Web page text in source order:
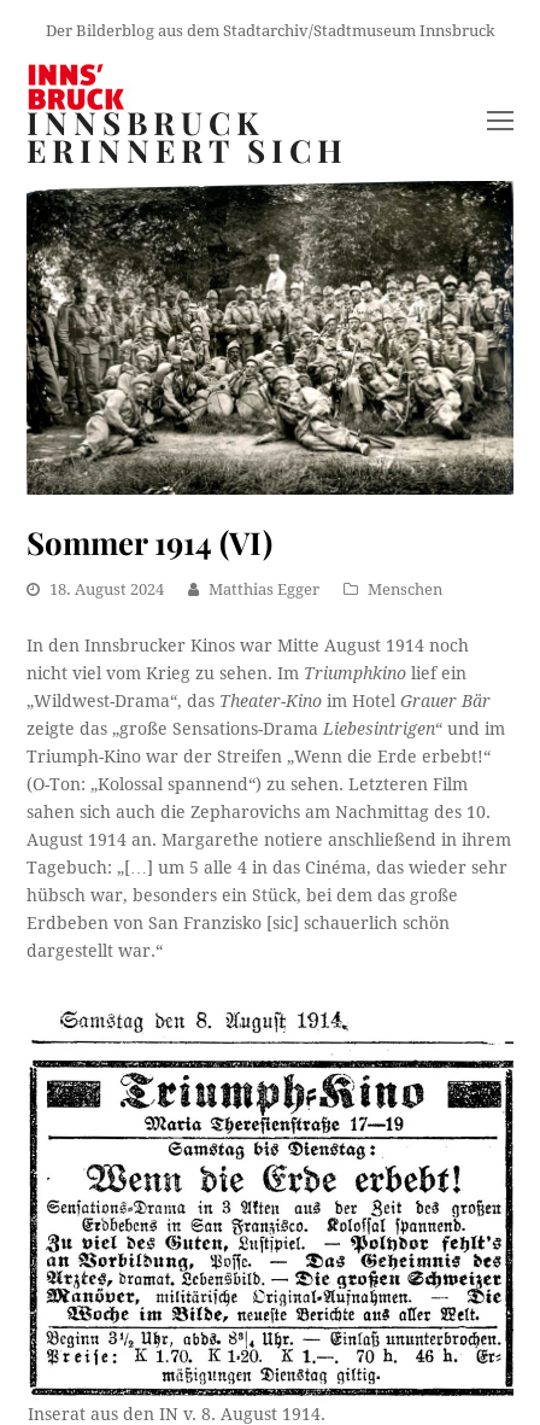
Der Bilderblog aus dem Stadtarchiv/Stadtmuseum Innsbruck
INNSBRUCK
ERINNERT SICH
Sommer 1914 (VI)
18. August 2024 Matthias Egger Menschen
In den Innsbrucker Kinos war Mitte August 1914 noch
nicht viel vom Krieg zu sehen. Im Triumphkino lief ein
„Wildwest-Drama“, das Theater-Kino im HotelGrauer Bär
zeigte das „große Sensations-Drama Liebesintrigen“ und im
Triumph-Kino war der Streifen „Wenn die Erde erbebt!“
(O-Ton: „Kolossal spannend“) zu sehen. Letzteren Film
sahen sich auch die Zepharovichs am Nachmittag des 10.
August 1914 an. Margarethe notiere anschließend in ihrem
Tagebuch: „[…] um 5 alle 4 in das Cinéma, das wieder sehr
hübsch war, besonders ein Stück, bei dem das große
Erdbeben von San Franzisko [sic] schauerlich schön
dargestellt war.“
Inserat aus den IN v. 8. August 1914.